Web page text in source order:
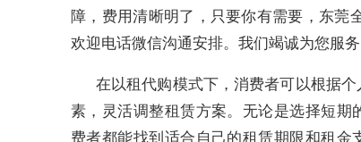
障，费用清晰明了，只要你有需要，东莞
欢迎电话微信沟通安排。我们竭诚为您服务
在以租代购模式下，消费者可以根据
素，灵活调整租赁方案。无论是选择短
费者都能找到适合自己的租赁期限和租